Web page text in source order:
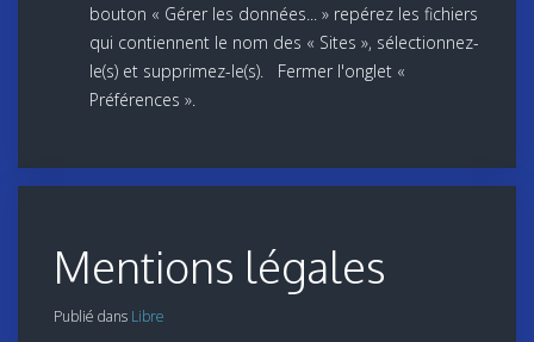
bouton « Gérer les données... » repérez les fichiers
qui contiennent le nom des « Sites », sélectionnez-
le(s) et supprimez-le(s). Fermer l'onglet «
Préférences ».
Mentions légales
Publié dans Libre